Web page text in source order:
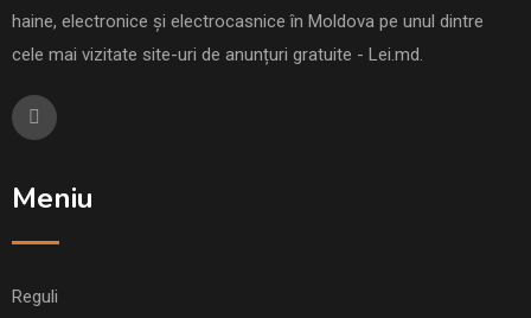
haine, electronice și electrocasnice în Moldova pe unul dintre
cele mai vizitate site-uri de anunțuri gratuite - Lei.md.
Meniu
Reguli